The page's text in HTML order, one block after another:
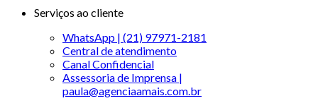
Serviços ao cliente
WhatsApp | (21) 97971-2181
Central de atendimento
Canal Confidencial
Assessoria de Imprensa |
paula@agenciaamais.com.br